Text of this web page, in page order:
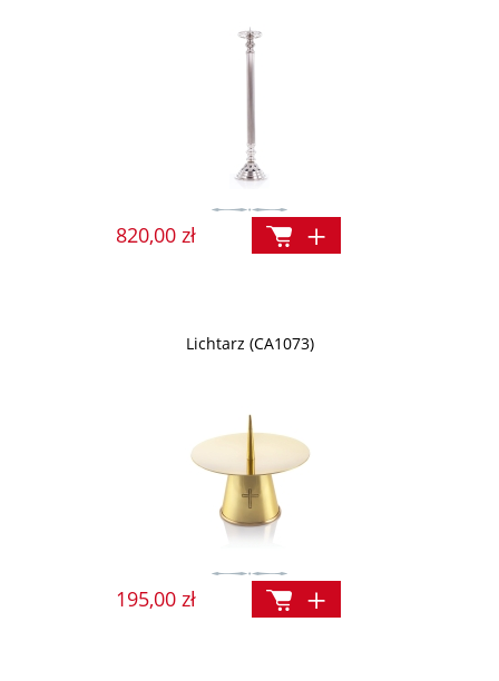
820,00 zł
Lichtarz (CA1073)
195,00 zł